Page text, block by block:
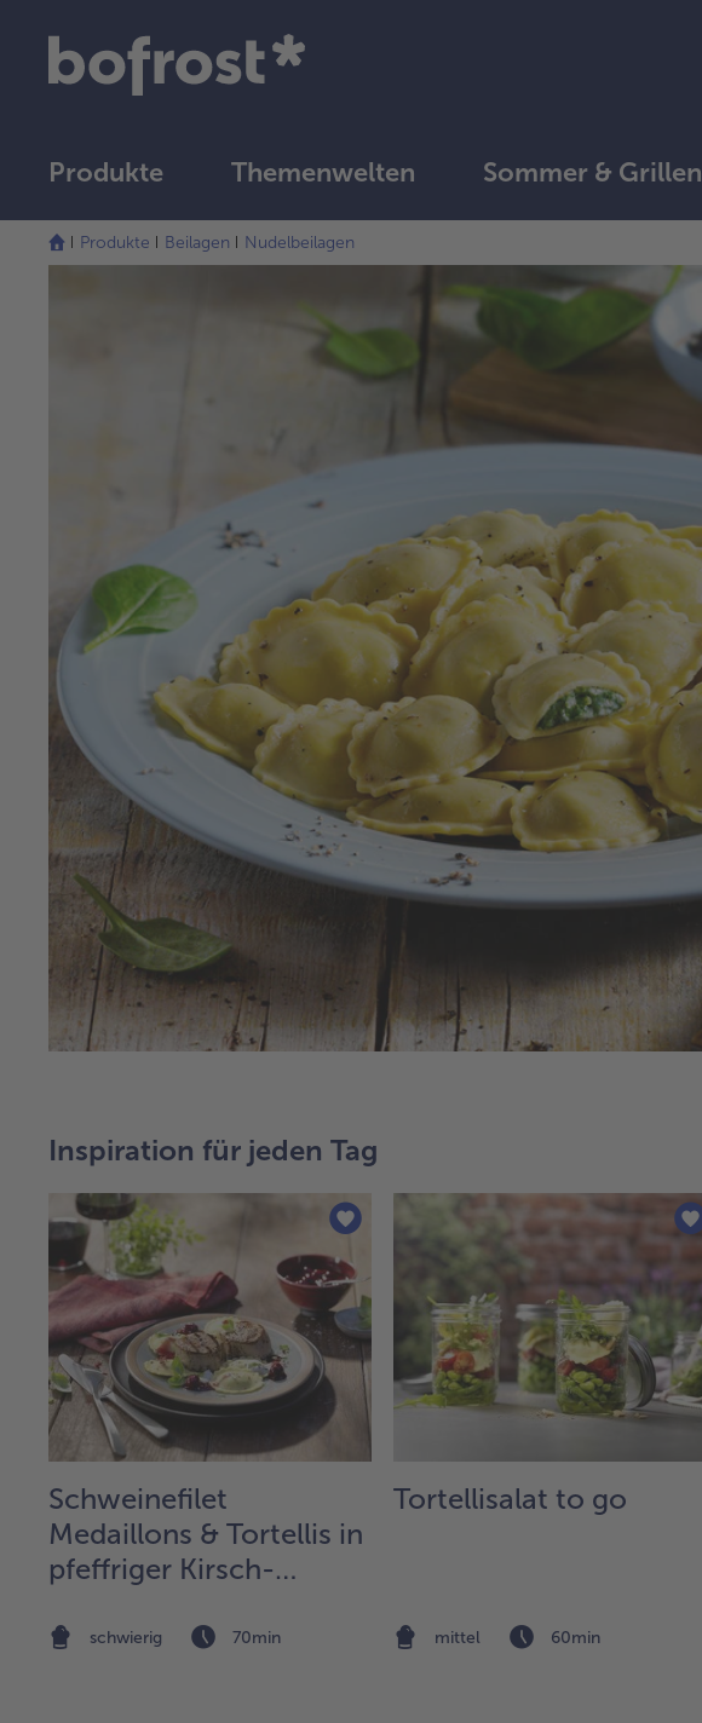
Produkte Themenwelten Sommer & Grillen
Produkte Beilagen Nudelbeilagen
Inspiration für jeden Tag
Schweinefilet
Medaillons & Tortellis in
pfeffriger Kirsch-
Ricotta
schwierig 70min
Tortellisalat to go
mittel 60min